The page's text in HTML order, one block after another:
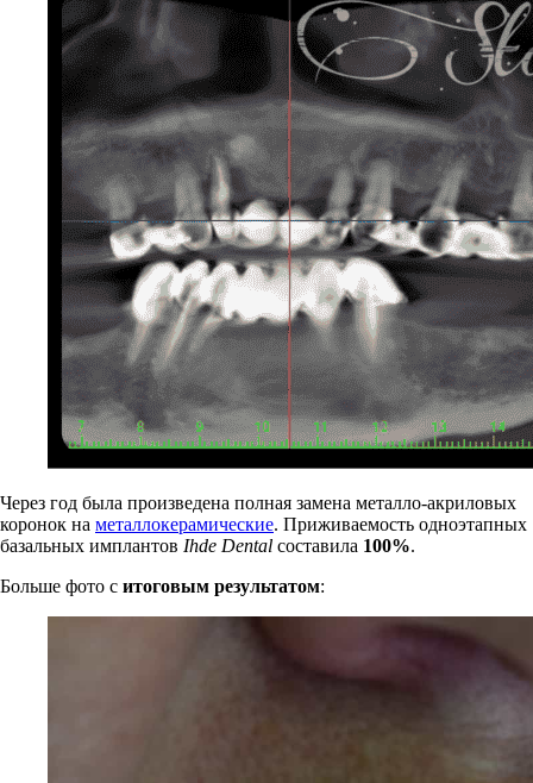
Через год была произведена полная замена металло-акриловых
коронок на металлокерамические. Приживаемость одноэтапных
базальных имплантов Ihde Dental составила 100%.
Больше фото с итоговым результатом: